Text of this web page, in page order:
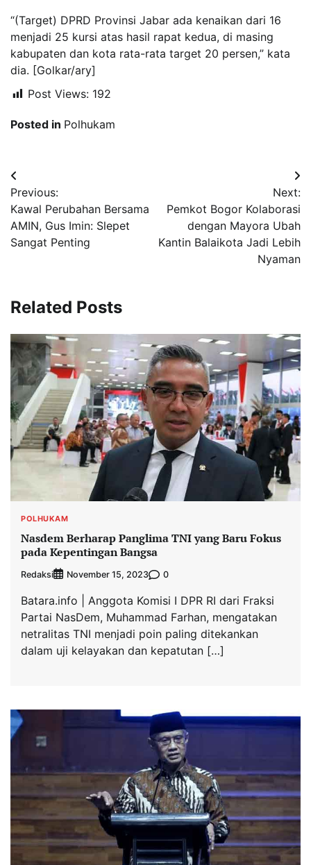
“(Target) DPRD Provinsi Jabar ada kenaikan dari 16
menjadi 25 kursi atas hasil rapat kedua, di masing
kabupaten dan kota rata-rata target 20 persen,” kata
dia. [Golkar/ary]
Post Views: 192
Posted in Polhukam
Navigasi
pos
Previous:
Kawal Perubahan Bersama
AMIN, Gus Imin: Slepet
Sangat Penting
Next:
Pemkot Bogor Kolaborasi
dengan Mayora Ubah
Kantin Balaikota Jadi Lebih
Nyaman
Related Posts
POLHUKAM
Nasdem Berharap Panglima TNI yang Baru Fokus
pada Kepentingan Bangsa
Redaksi November 15, 2023 0
Batara.info | Anggota Komisi I DPR RI dari Fraksi
Partai NasDem, Muhammad Farhan, mengatakan
netralitas TNI menjadi poin paling ditekankan
dalam uji kelayakan dan kepatutan […]